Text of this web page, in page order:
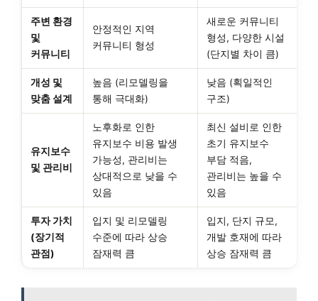
주변 환경
및
커뮤니티
안정적인 지역
커뮤니티 형성
새로운 커뮤니티
형성, 다양한 시설
(단지별 차이 큼)
개성 및
맞춤 설계
높음 (리모델링을
통해 극대화)
낮음 (획일적인
구조)
유지보수
및 관리비
노후화로 인한
유지보수 비용 발생
가능성, 관리비는
상대적으로 낮을 수
있음
최신 설비로 인한
초기 유지보수
부담 적음,
관리비는 높을 수
있음
투자 가치
(장기적
관점)
입지 및 리모델링
수준에 따라 상승
잠재력 큼
입지, 단지 규모,
개발 호재에 따라
상승 잠재력 큼